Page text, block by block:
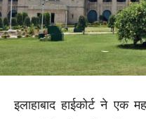
इलाहाबाद हाईकोर्ट ने एक